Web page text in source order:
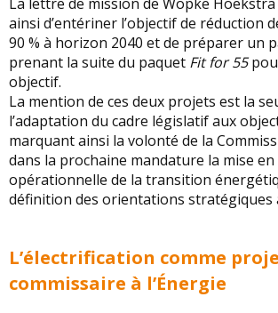
ainsi d’entériner l’objectif de réduction
90 % à horizon 2040 et de préparer un
prenant la suite du paquet Fit for 55
objectif.
La mention de ces deux projets est la
l’adaptation du cadre législatif aux
marquant ainsi la volonté de la
dans la prochaine mandature la mise
opérationnelle de la transition
définition des orientations stratégiques
L’électrification comme
commissaire à l’Énergie